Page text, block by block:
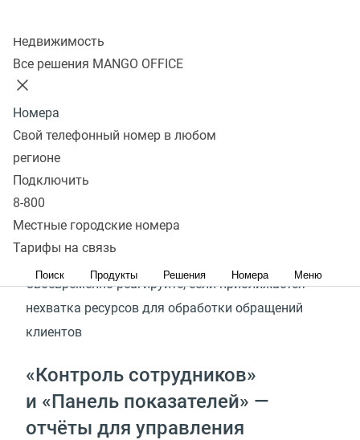
Недвижимость
Все решения MANGO OFFICE
Номера
Свой телефонный номер в любом
регионе
Подключить
8-800
Местные городские номера
Тарифы на связь
Поиск Продукты Решения Номера Меню
Контроль работы удалённых
сотрудников в реальном
времени с контакт‑центром
MANGO OFFICE
Отслеживайте, чем сейчас заняты ваши работники
Подключайтесь, при необходимости, к разговорам
в режиме прослушивания или суфлирования
Получайте уведомления о проблемах
Своевременно реагируйте, если приближается
нехватка ресурсов для обработки обращений
клиентов
«Контроль сотрудников»
и «Панель показателей» —
отчёты для управления